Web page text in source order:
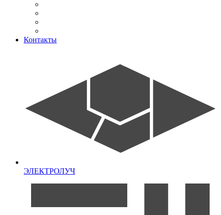
Контакты
ЭЛЕКТРОЛУЧ